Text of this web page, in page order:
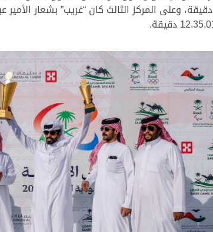
“العديد” على مركز الوصافة بتوقيت 12.33.98 دقيقة، وعلى المركز